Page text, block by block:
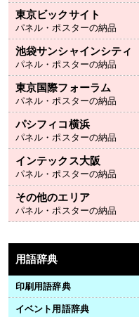
東京ビックサイト
パネル・ポスターの納品
池袋サンシャインシティ
パネル・ポスターの納品
東京国際フォーラム
パネル・ポスターの納品
パシフィコ横浜
パネル・ポスターの納品
インテックス大阪
パネル・ポスターの納品
その他のエリア
パネル・ポスターの納品
用語辞典
印刷用語辞典
イベント用語辞典